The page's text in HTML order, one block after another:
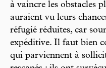
à vaincre les obstacles
auraient vu leurs
réfugié réduites, car
expéditive. Il faut bien
qui parviennent à